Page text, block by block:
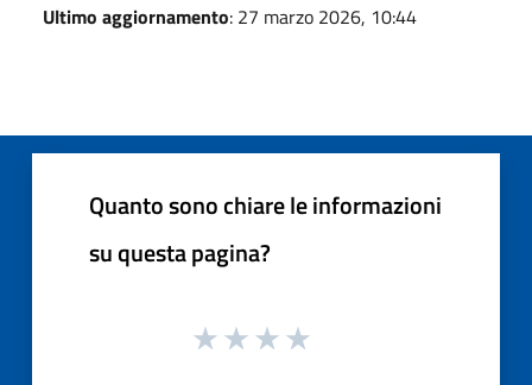
Ultimo aggiornamento: 27 marzo 2026, 10:44
Quanto sono chiare le informazioni
su questa pagina?